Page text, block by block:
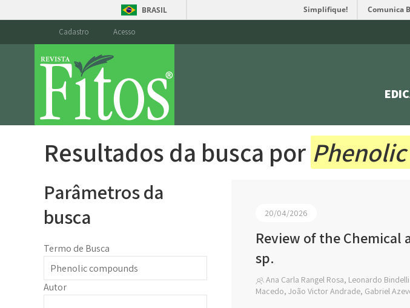
BRASIL Simplifique! Comunica
Cadastro Acesso
Resultados da busca por
Parâmetros da
busca
Termo de Busca
Autor
20/04/2026
Review of the Chemical
sp.
Ana Carla Rangel Rosa, Leonardo
Macedo, João Victor Andrade, Gabriel